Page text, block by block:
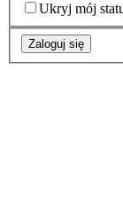
Ukryj mój